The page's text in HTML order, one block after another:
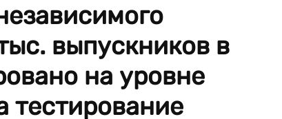
выпускников в
на уровне
тестирование